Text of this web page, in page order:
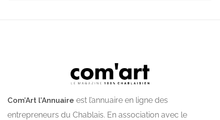
Com’Art l’Annuaire est l’annuaire en ligne des
entrepreneurs du Chablais. En association avec le